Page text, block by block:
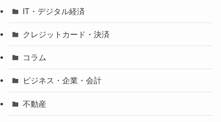
IT・デジタル経済
クレジットカード・決済
コラム
ビジネス・企業・会計
不動産